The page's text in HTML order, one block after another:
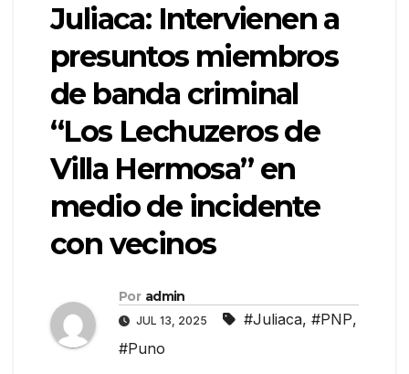
Juliaca: Intervienen a
presuntos miembros
de banda criminal
“Los Lechuzeros de
Villa Hermosa” en
medio de incidente
con vecinos
Por admin
JUL 13, 2025 #Juliaca, #PNP,
#Puno